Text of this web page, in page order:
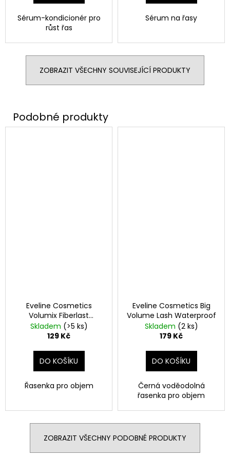
Sérum-kondicionér pro
růst řas
Sérum na řasy
ZOBRAZIT VŠECHNY SOUVISEJÍCÍ PRODUKTY
Eveline Cosmetics
Volumix Fiberlast
Mascara
Skladem (>5 ks)
129 Kč
DO KOŠÍKU
Řasenka pro objem
Eveline Cosmetics Big
Volume Lash Waterproof
Skladem (2 ks)
179 Kč
DO KOŠÍKU
Černá voděodolná
řasenka pro objem
ZOBRAZIT VŠECHNY PODOBNÉ PRODUKTY